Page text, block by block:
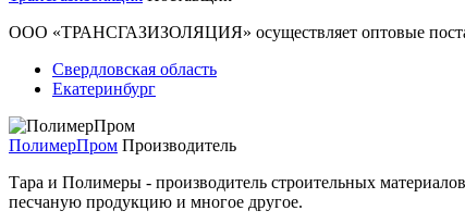
ООО «ТРАНСГАЗИЗОЛЯЦИЯ» осуществляет оптовые
Свердловская область
Екатеринбург
ПолимерПром Производитель
Тара и Полимеры - производитель строительных
песчаную продукцию и многое другое.